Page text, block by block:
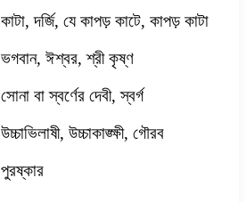
কাটা,দর্জি, যে কাপড় কাটে, কাপড় কাটা
ভগবান, ঈশ্বর,শ্রী কৃষ্ণ
সোনা বা স্বর্ণের দেবী,স্বর্গ
উচ্চাভিলাষী, উচ্চাকাঙ্ক্ষী, গৌরব
পুরষ্কার